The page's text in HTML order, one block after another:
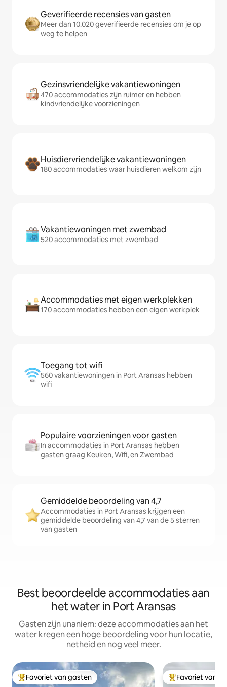
Geverifieerde recensies van gasten
Meer dan 10.020 geverifieerde recensies om je op
weg te helpen
Gezinsvriendelijke vakantiewoningen
470 accommodaties zijn ruimer en hebben
kindvriendelijke voorzieningen
Huisdiervriendelijke vakantiewoningen
180 accommodaties waar huisdieren welkom zijn
Vakantiewoningen met zwembad
520 accommodaties met zwembad
Accommodaties met eigen werkplekken
170 accommodaties hebben een eigen werkplek
Toegang tot wifi
560 vakantiewoningen in Port Aransas hebben
wifi
Populaire voorzieningen voor gasten
In accommodaties in Port Aransas hebben
gasten graag Keuken, Wifi, en Zwembad
Gemiddelde beoordeling van 4,7
Accommodaties in Port Aransas krijgen een
gemiddelde beoordeling van 4,7 van de 5 sterren
van gasten
Best beoordeelde accommodaties aan
het water in Port Aransas
Gasten zijn unaniem: deze accommodaties aan het
water kregen een hoge beoordeling voor hun locatie,
netheid en nog veel meer.
Topfavoriet van gasten
Favoriet van gasten Topfavoriet van
Favoriet van